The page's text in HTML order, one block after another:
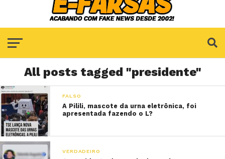
All posts tagged "presidente"
FALSO
A Pilili, mascote da urna eletrônica, foi
apresentada fazendo o L?
VERDADEIRO